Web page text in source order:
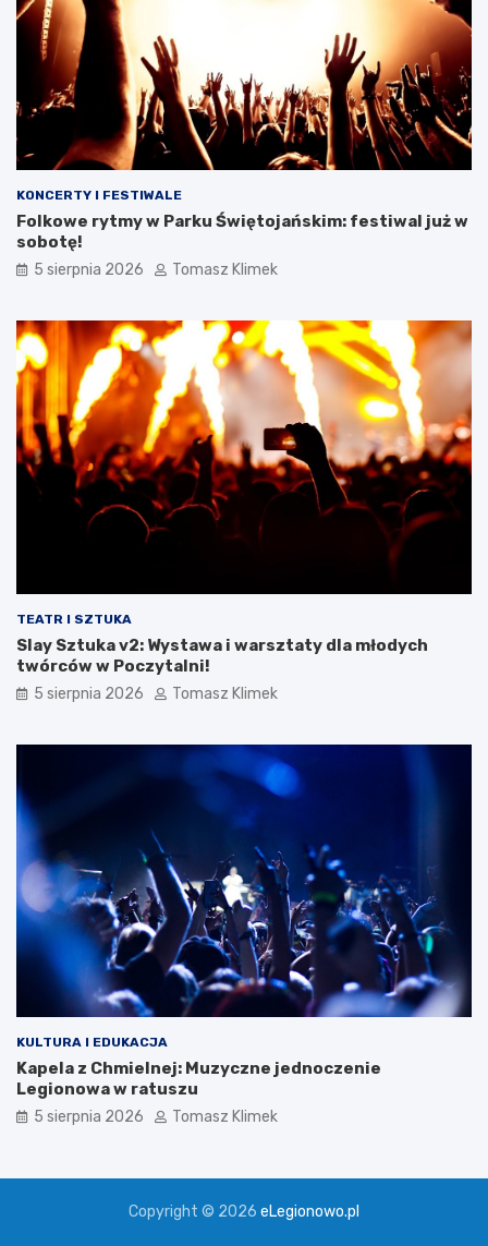
KONCERTY I FESTIWALE
Folkowe rytmy w Parku Świętojańskim: festiwal już w
sobotę!
5 sierpnia 2026 Tomasz Klimek
TEATR I SZTUKA
Slay Sztuka v2: Wystawa i warsztaty dla młodych
twórców w Poczytalni!
5 sierpnia 2026 Tomasz Klimek
KULTURA I EDUKACJA
Kapela z Chmielnej: Muzyczne jednoczenie
Legionowa w ratuszu
5 sierpnia 2026 Tomasz Klimek
Copyright © 2026 eLegionowo.pl